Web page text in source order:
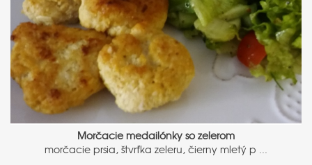
Morčacie medailónky so zelerom
morčacie prsia, štvrťka zeleru, čierny mletý p ...